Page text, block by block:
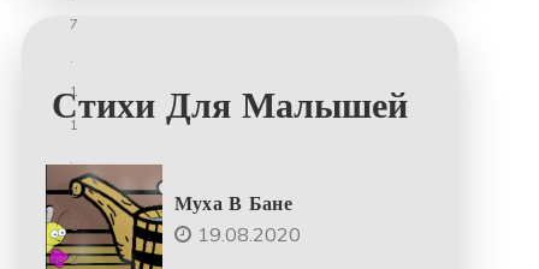
Стихи Для Малышей
Муха В Бане
19.08.2020
7
.
1
1
.
2
0
2